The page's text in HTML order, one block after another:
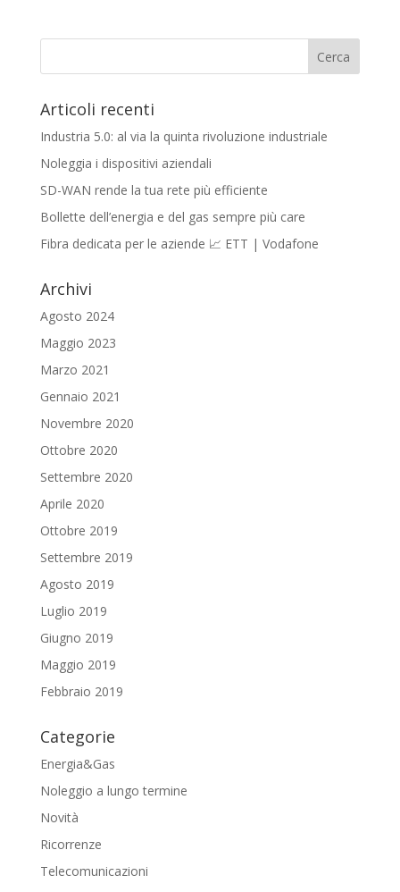
Articoli recenti
Industria 5.0: al via la quinta rivoluzione industriale
Noleggia i dispositivi aziendali
SD-WAN rende la tua rete più efficiente
Bollette dell’energia e del gas sempre più care
Fibra dedicata per le aziende 📈 ETT | Vodafone
Archivi
Agosto 2024
Maggio 2023
Marzo 2021
Gennaio 2021
Novembre 2020
Ottobre 2020
Settembre 2020
Aprile 2020
Ottobre 2019
Settembre 2019
Agosto 2019
Luglio 2019
Giugno 2019
Maggio 2019
Febbraio 2019
Categorie
Energia&Gas
Noleggio a lungo termine
Novità
Ricorrenze
Telecomunicazioni